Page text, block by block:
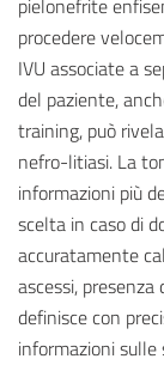
pielonefrite
procedere
IVU associate a
del paziente,
training, può
nefro-litiasi. La
informazioni più
scelta in caso di
accuratamente
ascessi,
definisce con
informazioni